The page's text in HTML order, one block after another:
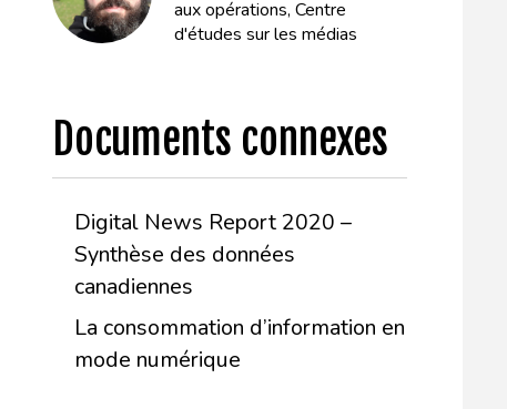
aux opérations, Centre
d'études sur les médias
Documents connexes
Digital News Report 2020 –
Synthèse des données
canadiennes
La consommation d’information en
mode numérique